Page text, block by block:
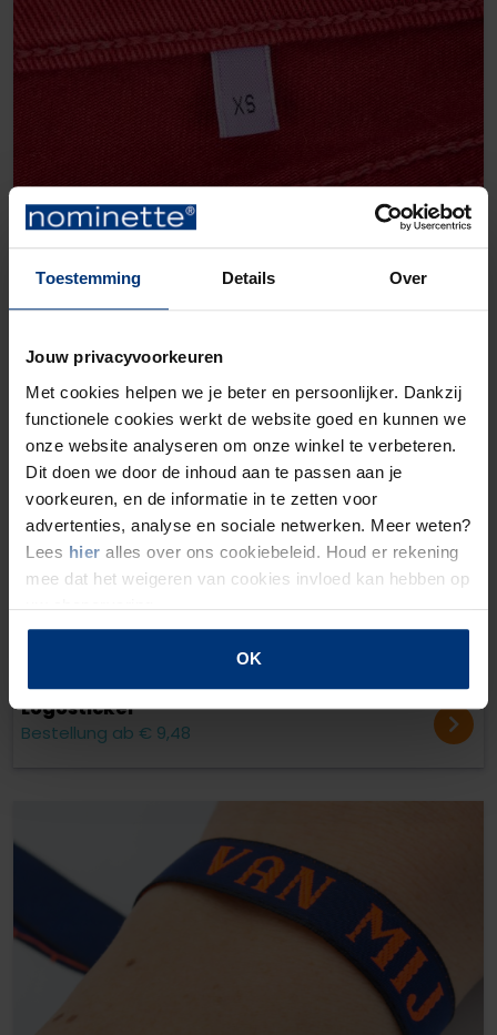
Toestemming Details Over
Jouw privacyvoorkeuren
Met cookies helpen we je beter en persoonlijker. Dankzij
functionele cookies werkt de website goed en kunnen we
onze website analyseren om onze winkel te verbeteren.
Dit doen we door de inhoud aan te passen aan je
voorkeuren, en de informatie in te zetten voor
advertenties, analyse en sociale netwerken. Meer weten?
Lees hier alles over ons cookiebeleid. Houd er rekening
mee dat het weigeren van cookies invloed kan hebben op
uw shopervaring.
OK
Grösse Etikett
Logosticker
Bestellung ab € 9,48